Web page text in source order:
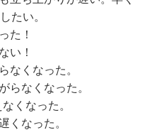
たい。
た！
い！
なくなった。
らなくなった。
くなった。
くなった。